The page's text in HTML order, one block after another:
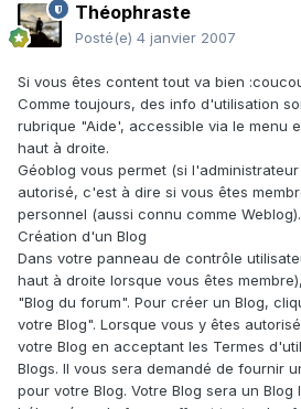
Théophraste
Posté(e) 4 janvier 2007
Si vous êtes content tout va bien
Comme toujours, des info d'utilisation
rubrique "Aide', accessible via le menu
haut à droite.
Géoblog vous permet (si
autorisé, c'est à dire si vous êtes
personnel (aussi connu comme Weblog).
Création d'un Blog
Dans votre panneau de contrôle
haut à droite lorsque vous êtes
"Blog du forum". Pour créer un Blog,
votre Blog". Lorsque vous y êtes
votre Blog en acceptant les Termes
Blogs. Il vous sera demandé de fournir
pour votre Blog. Votre Blog sera un